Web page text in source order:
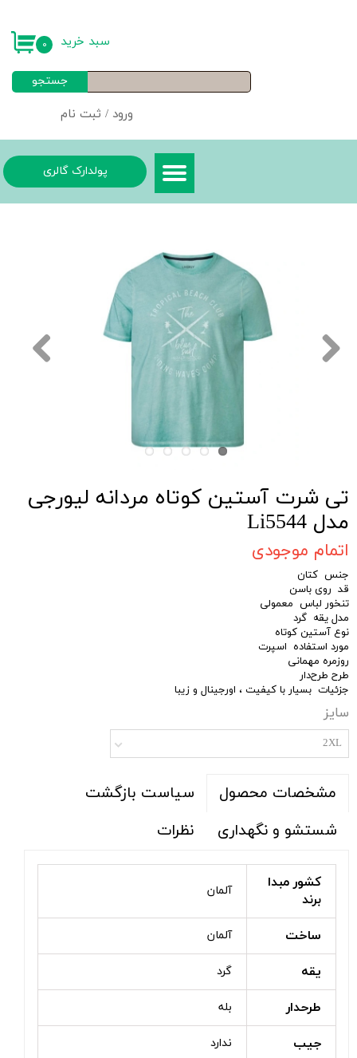
ورود / ثبت نام
خروج از حساب کاربری
جستجو
۰ سبد خرید
پولدارک گالری
تی شرت آستین کوتاه مردانه لیورجی
مدل Li5544
اتمام موجودی
جنس کتان
قد روی باسن
تنخور لباس معمولی
مدل یقه گرد
نوع آستین کوتاه
مورد استفاده اسپرت
روزمره مهمانی
طرح طرح‌دار
جزئیات بسیار با کیفیت ، اورجینال و زیبا
سایز
2XL
مشخصات محصول
سیاست بازگشت
شستشو و نگهداری
نظرات
کشور مبدا
برند
آلمان
ساخت آلمان
یقه گرد
طرحدار بله
جیب ندارد